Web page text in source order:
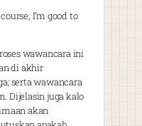
I’m good to
wawancara ini
di akhir
serta wawancara
Dijelasin juga kalo
akan